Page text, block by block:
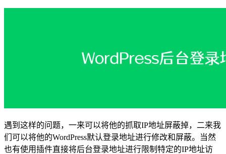
遇到这样的问题，一来可以将他的抓取IP地址屏蔽掉，二来我
们可以将他的WordPress默认登录地址进行修改和屏蔽。当然
也有使用插件直接将后台登录地址进行限制特定的IP地址访